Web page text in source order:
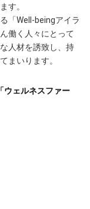
す。
「Well-beingアイラ
働く人々にとって
人材を誘致し、持
まいります。
ウェルネスファー